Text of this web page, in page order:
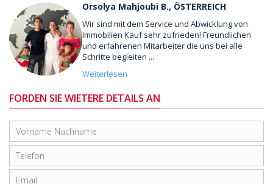
Orsolya Mahjoubi B., ÖSTERREICH
Wir sind mit dem Service und Abwicklung von
Immobilien Kauf sehr zufrieden! Freundlichen
und erfahrenen Mitarbeiter die uns bei alle
Schritte begleiten ...
Weiterlesen
FORDEN SIE WIETERE DETAILS AN